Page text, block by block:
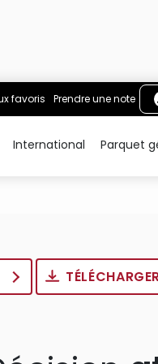
favoris Prendre une note
International Parquet